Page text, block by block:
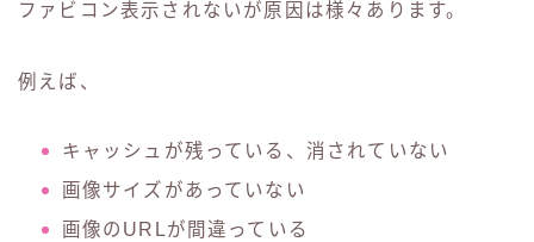
ファビコン表示されないが原因は様々あります。
例えば、
キャッシュが残っている、消されていない
画像サイズがあっていない
画像のURLが間違っている